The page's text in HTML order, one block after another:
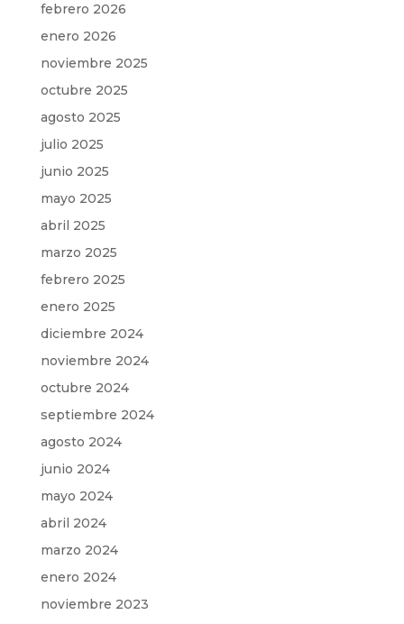
febrero 2026
enero 2026
noviembre 2025
octubre 2025
agosto 2025
julio 2025
junio 2025
mayo 2025
abril 2025
marzo 2025
febrero 2025
enero 2025
diciembre 2024
noviembre 2024
octubre 2024
septiembre 2024
agosto 2024
junio 2024
mayo 2024
abril 2024
marzo 2024
enero 2024
noviembre 2023